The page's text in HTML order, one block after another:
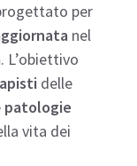
per
nel
. L’obiettivo
delle
patologie
vita dei